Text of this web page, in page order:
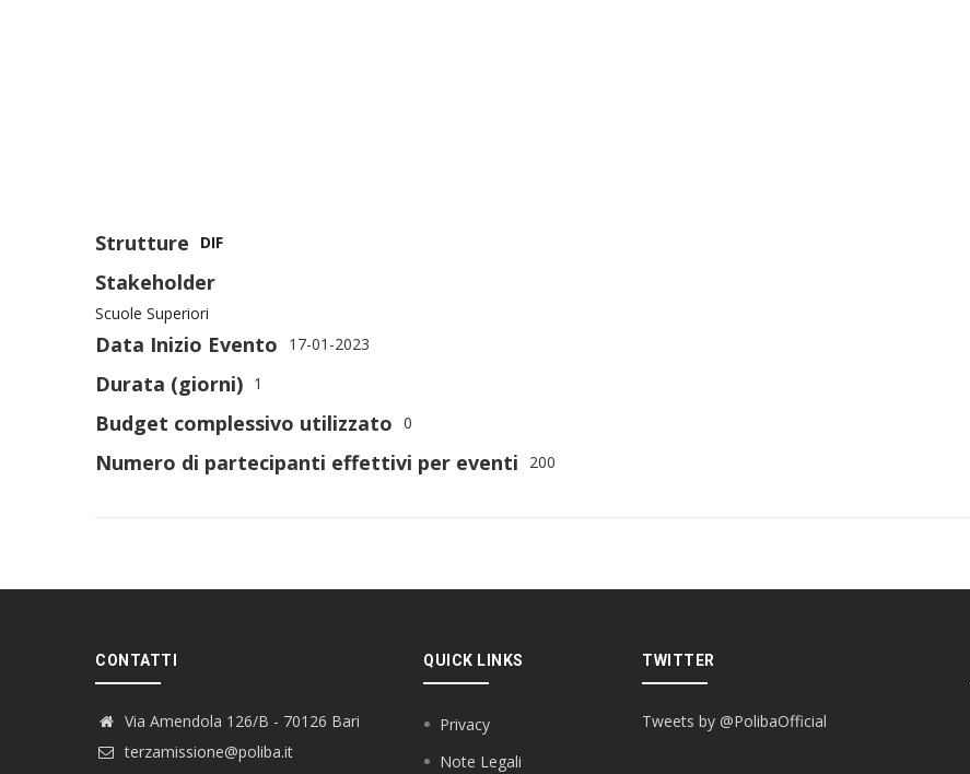
Strutture DIF
Stakeholder
Scuole Superiori
Data Inizio Evento 17-01-2023
Durata (giorni) 1
Budget complessivo utilizzato 0
Numero di partecipanti effettivi per eventi 200
CONTATTI
Via Amendola 126/B - 70126 Bari
terzamissione@poliba.it
QUICK LINKS
Privacy
Note Legali
TWITTER
Tweets by @PolibaOfficial